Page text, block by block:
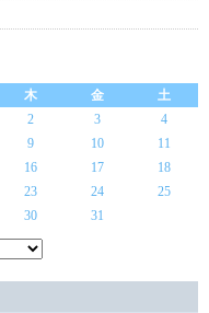
木 金
土
2 3
4
9 10
11
16 17
18
23 24
25
30 31